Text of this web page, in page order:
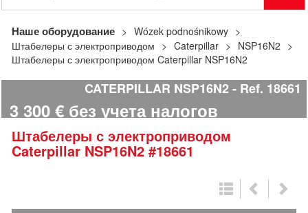
Наше оборудование
Wózek podnośnikowy
Штабелеры с электроприводом
Caterpillar
NSP16N2
Штабелеры с электроприводом Caterpillar NSP16N2
CATERPILLAR NSP16N2 Ref. 18661
3 300 € без учета налогов
Штабелеры с электроприводом
Caterpillar NSP16N2#18661